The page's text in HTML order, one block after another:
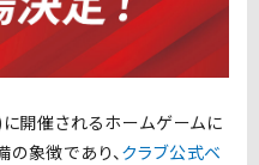
開催されるホームゲームに
の象徴であり、 クラブ公式ベ